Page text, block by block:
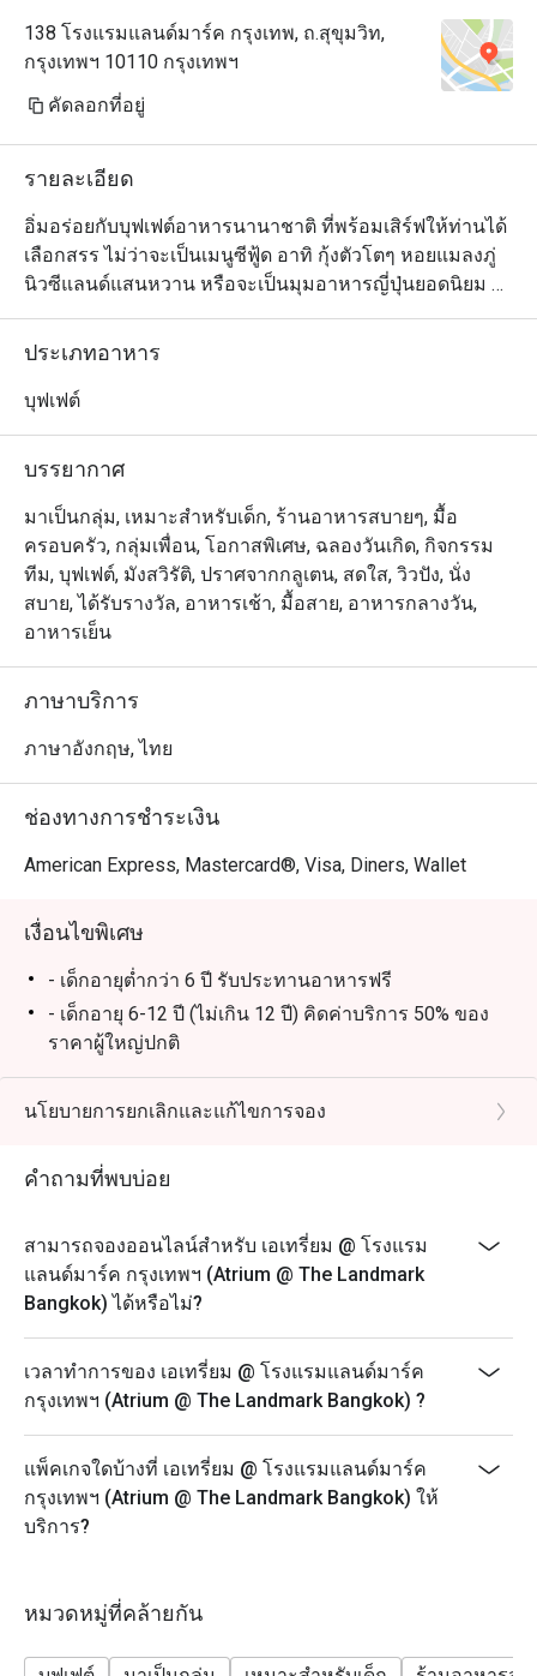
138 โรงแรมแลนด์มาร์ค กรุงเทพ, ถ.สุขุมวิท,
กรุงเทพฯ 10110 กรุงเทพฯ
คัดลอกที่อยู่
รายละเอียด
อิ่มอร่อยกับบุฟเฟต์อาหารนานาชาติ ที่พร้อมเสิร์ฟให้ท่านได้
เลือกสรร ไม่ว่าจะเป็นเมนูซีฟู้ด อาทิ กุ้งตัวโตๆ หอยแมลงภู่
นิวซีแลนด์แสนหวาน หรือจะเป็นมุมอาหารญี่ปุ่นยอดนิยม
อาหารไทยรสจัด มุมสลัดสดอร่อย เพลิดเพลินกับเมนูพาสต้า
ปรุงร้อนๆ ตามสั่ง ให้ท่านได้เลือกลิ้มลอง ด้านเมนูของหวาน
เมด น้ำพุช็อคโกแลต และผลไม้สดไว้รอต้อนรับ บรรยากาศ
曼谷龙马酒店中庭自助餐厅独创的国际菜式,全新专业厨师
团队现场给你现煮亚拉斯加大虾海贝类等... 尤其是不能错
过美味迷人的饭后甜品，例如大理石纹蛋糕，意大利奶油
布丁，喷泉巧克力和泰国时令水果，林林总总，应有尽有
和週日brunch, 行政副总厨 Chef Francesco 亲自主理所有
驰名泰国泥蟹，篮花蟹，生蚝和进口青口贝等海鲜，无论
冻食或各种风味热炒都能令你一试难忘... 不要忘记亲们和
Atrium @ The Landmark Bangkok ให้บริการบุฟเฟ่ต์อาหาร
นานาชาติสุดหรู ตั้งอยู่ที่ชั้นล็อบบี้ของโรงแรม The
นานา ร้านเหมาะสำหรับครอบครัวและเด็ก บรรยากาศกว้าง
ขวางและนั่งสบาย เหมาะกับทั้งมื้อครอบครัวและโอกาส
พิเศษ ไฮไลต์เมนูยอดนิยม ได้แก่ กุ้งแม่น้ำย่างสดใหม่ หอย
นางรมคุณภาพดี กั้งเนื้อหวาน ซาชิมิชิ้นหนา เป็ดปักกิ่งหนัง
กรอบ และเนื้อแกะย่างระดับพรีเมียม
โดดเด่นด้วยบริการยอดเยี่ยม บรรยากาศหรูหรา และเมนู
นักท่องเที่ยวต่างประทับใจในความสดใหม่ ความหลาก
ใกล้สถานี BTS นานา
การจองผ่านแอปหรือเว็บไซต์ Eatigo คือวิธีที่ชาญฉลาดที่สุด
ในการรับประทานอาหาร เพียงเลือกช่วงเวลาที่ต้องการ ก็
ประเภทอาหาร
บุฟเฟต์
บรรยากาศ
มาเป็นกลุ่ม, เหมาะสำหรับเด็ก, ร้านอาหารสบายๆ, มื้อ
ครอบครัว, กลุ่มเพื่อน, โอกาสพิเศษ, ฉลองวันเกิด, กิจกรรม
ทีม, บุฟเฟต์, มังสวิรัติ, ปราศจากกลูเตน, สดใส, วิวปัง, นั่ง
สบาย, ได้รับรางวัล, อาหารเช้า, มื้อสาย, อาหารกลางวัน,
อาหารเย็น
ภาษาบริการ
ภาษาอังกฤษ, ไทย
ช่องทางการชำระเงิน
American Express, Mastercard®, Visa, Diners, Wallet
เงื่อนไขพิเศษ
- เด็กอายุต่ำกว่า 6 ปี รับประทานอาหารฟรี
- เด็กอายุ 6-12 ปี (ไม่เกิน 12 ปี) คิดค่าบริการ 50% ของ
ราคาผู้ใหญ่ปกติ
- ราคาบุฟเฟ่ต์รวมน้ำดื่มไม่อั้นและกาแฟหรือชา 1 แก้ว
(ร้อนหรือเย็น)
- เมนูและราคาอาจมีการเปลี่ยนแปลงโดยไม่ต้องแจ้งให้
- ราคาที่แสดงยังไม่รวมภาษีมูลค่าเพิ่มและค่าบริการ
- ส่วนลดจะนำไปหักเฉพาะค่าอาหารและภาษีมูลค่าเพิ่ม
ไม่รวมค่าบริการ
การจองดังกล่าว
อาหารทะเลประจำวัน:
นิวซีแลนด์ หอยแมลงภู่ดำ และหอยหวาน
- มื้อสาย (เสาร์ - อาทิตย์) & มื้อค่ำ (ศุกร์ - อาทิตย์): กุ้ง
แม่น้ำเผา ปูทะเลนึ่ง ปูไข่นึ่งนมสด ปูไข่ดองน้ำปลา กุ้งขาว
ขาว กั้ง หอยนางรมสด หอยแมลงภู่นิวซีแลนด์ และหอย
นโยบายการยกเลิกและแก้ไขการจอง
คำถามที่พบบ่อย
สามารถจองออนไลน์สำหรับ เอเทรี่ยม @ โรงแรม
แลนด์มาร์ค กรุงเทพฯ (Atrium @ The Landmark
Bangkok) ได้หรือไม่?
เวลาทำการของ เอเทรี่ยม @ โรงแรมแลนด์มาร์ค
กรุงเทพฯ (Atrium @ The Landmark Bangkok) ?
แพ็คเกจใดบ้างที่ เอเทรี่ยม @ โรงแรมแลนด์มาร์ค
กรุงเทพฯ (Atrium @ The Landmark Bangkok) ให้
บริการ?
หมวดหมู่ที่คล้ายกัน